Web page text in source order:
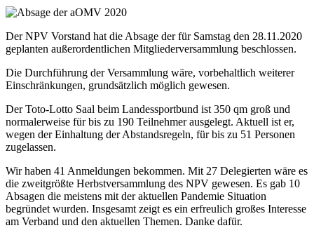
Der NPV Vorstand hat die Absage der für Samstag den 28.11.2020
geplanten außerordentlichen Mitgliederversammlung beschlossen.
Die Durchführung der Versammlung wäre, vorbehaltlich weiterer
Einschränkungen, grundsätzlich möglich gewesen.
Der Toto-Lotto Saal beim Landessportbund ist 350 qm groß und
normalerweise für bis zu 190 Teilnehmer ausgelegt. Aktuell ist er,
wegen der Einhaltung der Abstandsregeln, für bis zu 51 Personen
zugelassen.
Wir haben 41 Anmeldungen bekommen. Mit 27 Delegierten wäre es
die zweitgrößte Herbstversammlung des NPV gewesen. Es gab 10
Absagen die meistens mit der aktuellen Pandemie Situation
begründet wurden. Insgesamt zeigt es ein erfreulich großes Interesse
am Verband und den aktuellen Themen. Danke dafür.